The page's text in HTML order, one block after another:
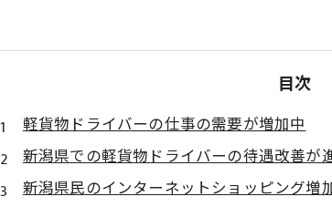
目次
軽貨物ドライバーの仕事の需要が増加中
新潟県での軽貨物ドライバーの待遇改善が
新潟県民のインターネットショッピング